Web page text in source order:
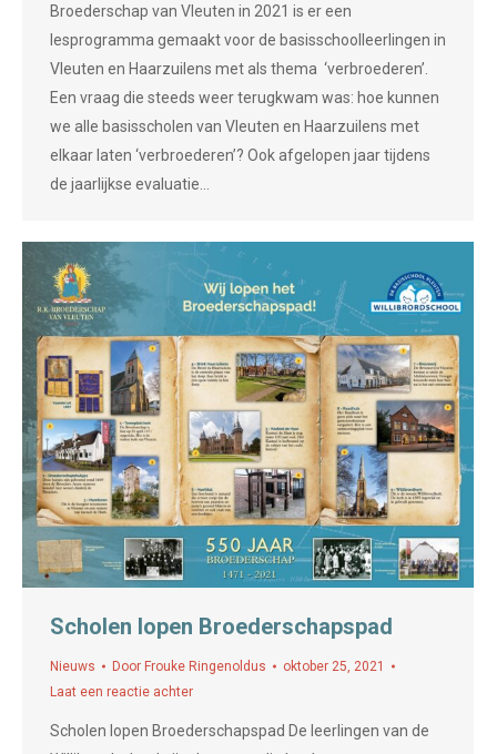
Broederschap van Vleuten in 2021 is er een
lesprogramma gemaakt voor de basisschoolleerlingen in
Vleuten en Haarzuilens met als thema ‘verbroederen’.
Een vraag die steeds weer terugkwam was: hoe kunnen
we alle basisscholen van Vleuten en Haarzuilens met
elkaar laten ‘verbroederen’? Ook afgelopen jaar tijdens
de jaarlijkse evaluatie…
Scholen lopen Broederschapspad
Nieuws Door Frouke Ringenoldus
oktober 25, 2021
Laat een reactie achter
Scholen lopen Broederschapspad De leerlingen van de